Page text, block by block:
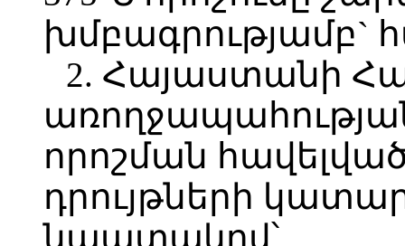
խմբագրությամբ`
2. Հայաստանի
որոշման
դրույթների
նպատակով՝